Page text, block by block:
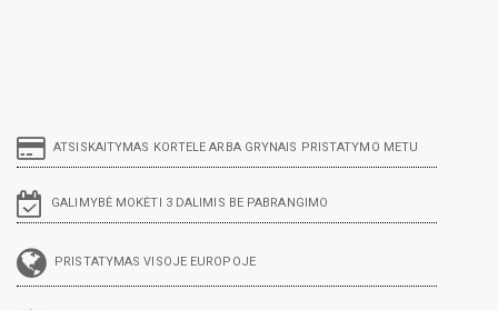
ATSISKAITYMAS KORTELE ARBA GRYNAIS PRISTATYMO METU
GALIMYBĖ MOKĖTI 3 DALIMIS BE PABRANGIMO
PRISTATYMAS VISOJE EUROPOJE